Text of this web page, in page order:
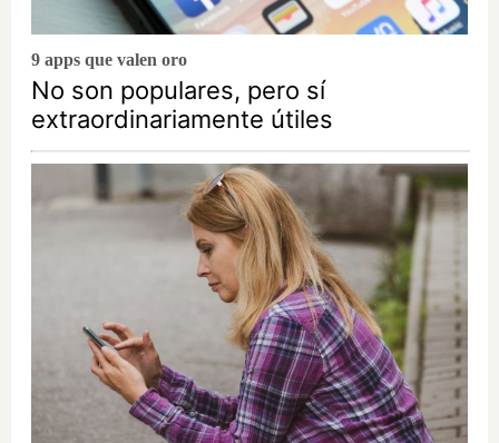
9 apps que valen oro
No son populares, pero sí
extraordinariamente útiles